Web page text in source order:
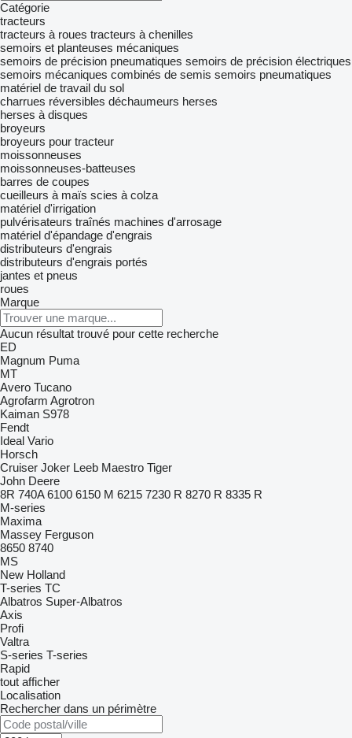
Catégorie
tracteurs
tracteurs à roues tracteurs à chenilles
semoirs et planteuses mécaniques
semoirs de précision pneumatiques semoirs de précision électriques
semoirs mécaniques combinés de semis semoirs pneumatiques
matériel de travail du sol
charrues réversibles déchaumeurs herses
herses à disques
broyeurs
broyeurs pour tracteur
moissonneuses
moissonneuses-batteuses
barres de coupes
cueilleurs à maïs scies à colza
matériel d'irrigation
pulvérisateurs traînés machines d'arrosage
matériel d'épandage d'engrais
distributeurs d'engrais
distributeurs d'engrais portés
jantes et pneus
roues
Marque
Aucun résultat trouvé pour cette recherche
ED
Magnum Puma
MT
Avero Tucano
Agrofarm Agrotron
Kaiman S978
Fendt
Ideal Vario
Horsch
Cruiser Joker Leeb Maestro Tiger
John Deere
8R 740A 6100 6150 M 6215 7230 R 8270 R 8335 R
M-series
Maxima
Massey Ferguson
8650 8740
MS
New Holland
T-series TC
Albatros Super-Albatros
Axis
Profi
Valtra
S-series T-series
Rapid
tout afficher
Localisation
Rechercher dans un périmètre